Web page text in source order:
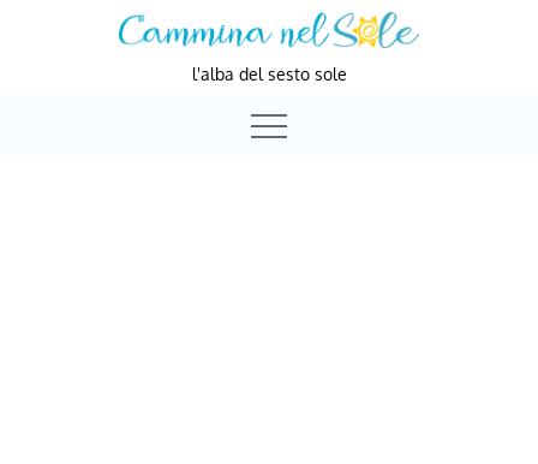
l'alba del sesto sole